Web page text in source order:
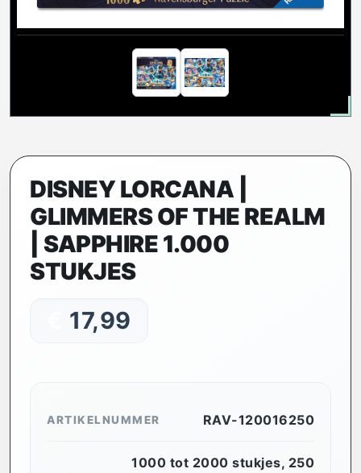
DISNEY LORCANA |
GLIMMERS OF THE REALM
| SAPPHIRE 1.000
STUKJES
17,99
ARTIKELNUMMER RAV-120016250
1000 tot 2000 stukjes, 250